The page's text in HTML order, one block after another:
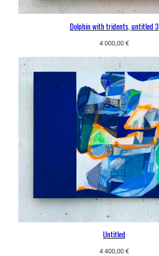
Dolphin with tridents, untitled 3
4 000,00 €
Untitled
4 400,00 €